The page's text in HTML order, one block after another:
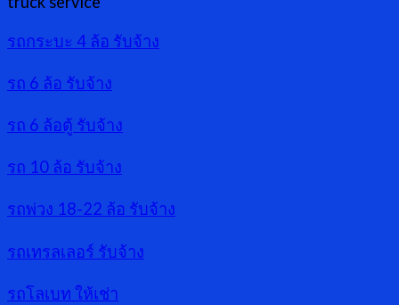
รถกระบะ 4 ล้อ รับจ้าง
รถ 6 ล้อ รับจ้าง
รถ 6 ล้อตู้ รับจ้าง
รถ 10 ล้อ รับจ้าง
รถพ่วง 18-22 ล้อ รับจ้าง
รถเทรลเลอร์ รับจ้าง
รถโลเบท ให้เช่า